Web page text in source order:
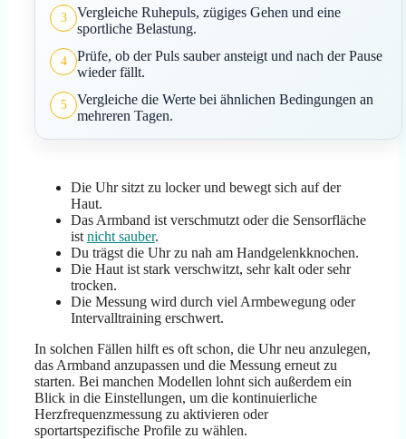
3
Vergleiche Ruhepuls, zügiges Gehen und eine
sportliche Belastung.
4
Prüfe, ob der Puls sauber ansteigt und nach der Pause
wieder fällt.
5
Vergleiche die Werte bei ähnlichen Bedingungen an
mehreren Tagen.
Die Uhr sitzt zu locker und bewegt sich auf der
Haut.
Das Armband ist verschmutzt oder die Sensorfläche
ist nicht sauber.
Du trägst die Uhr zu nah am Handgelenkknochen.
Die Haut ist stark verschwitzt, sehr kalt oder sehr
trocken.
Die Messung wird durch viel Armbewegung oder
Intervalltraining erschwert.
In solchen Fällen hilft es oft schon, die Uhr neu anzulegen,
das Armband anzupassen und die Messung erneut zu
starten. Bei manchen Modellen lohnt sich außerdem ein
Blick in die Einstellungen, um die kontinuierliche
Herzfrequenzmessung zu aktivieren oder
sportartspezifische Profile zu wählen.